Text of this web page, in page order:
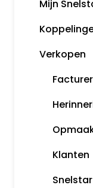
Mijn
Mijn
Overige
Verkopen
Klanten